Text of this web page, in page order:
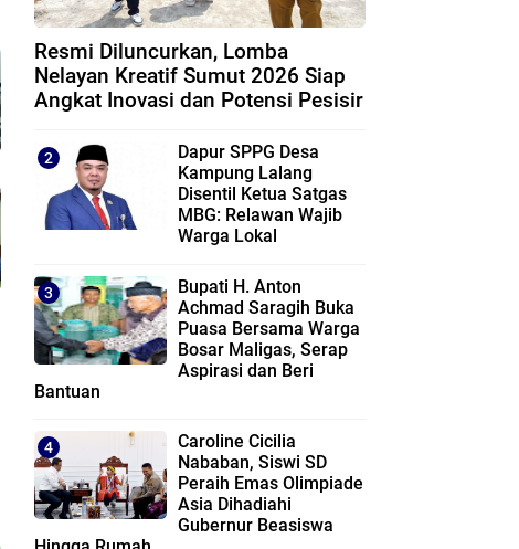
Resmi Diluncurkan, Lomba
Nelayan Kreatif Sumut 2026 Siap
Angkat Inovasi dan Potensi Pesisir
Dapur SPPG Desa
Kampung Lalang
Disentil Ketua Satgas
MBG: Relawan Wajib
Warga Lokal
Bupati H. Anton
Achmad Saragih Buka
Puasa Bersama Warga
Bosar Maligas, Serap
Aspirasi dan Beri
Bantuan
Caroline Cicilia
Nababan, Siswi SD
Peraih Emas Olimpiade
Asia Dihadiahi
Gubernur Beasiswa